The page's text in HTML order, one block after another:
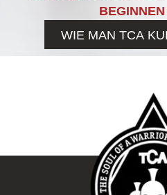
WIE MAN TCA